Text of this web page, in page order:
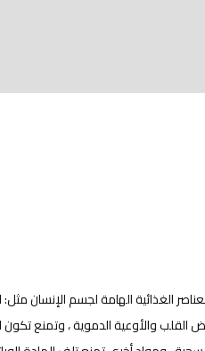
الغذائية الهامة لجسم الإنسان
القلب والأوعية الدموية ، وتمنع